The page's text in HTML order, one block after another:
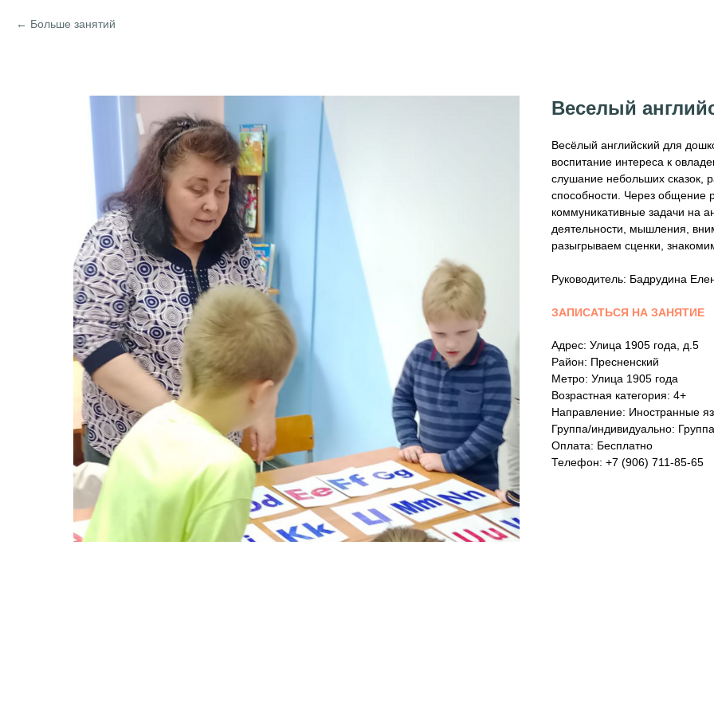
Больше занятий
Веселый
Весёлый английский для
воспитание интереса к
слушание небольших сказок,
способности. Через общение
коммуникативные задачи на
деятельности, мышления,
разыгрываем сценки,
Руководитель: Бадрудина
ЗАПИСАТЬСЯ НА ЗАНЯТИЕ
Адрес: Улица 1905 года, д.5
Район: Пресненский
Метро: Улица 1905 года
Возрастная категория: 4+
Направление: Иностранные
Группа/индивидуально: Группа
Оплата: Бесплатно
Телефон: +7 (906) 711-85-65